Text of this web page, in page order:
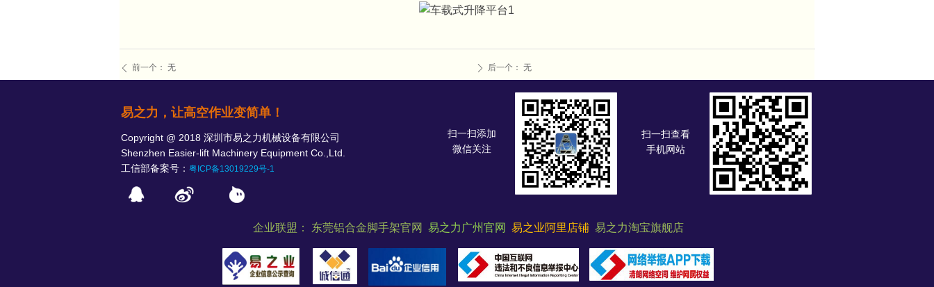
ꄴ 前一个： 无 ꄲ 后一个： 无
易之力，让高空作业变简单！
Copyright @ 2018 深圳市易之力机械设备有限公司
Shenzhen Easier-lift Machinery Equipment Co.,Ltd.
工信部备案号： 粤ICP备13019229号-1
扫一扫添加
微信关注
扫一扫查看
手机网站
企业联盟： 东莞铝合金脚手架官网 易之力广州官网 易之业阿里店铺 易之力淘宝旗舰店